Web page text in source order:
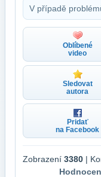
V případě
Oblíbené
video
Sledovat
autora
Pridať
na Facebook
Zobrazení 3380 |